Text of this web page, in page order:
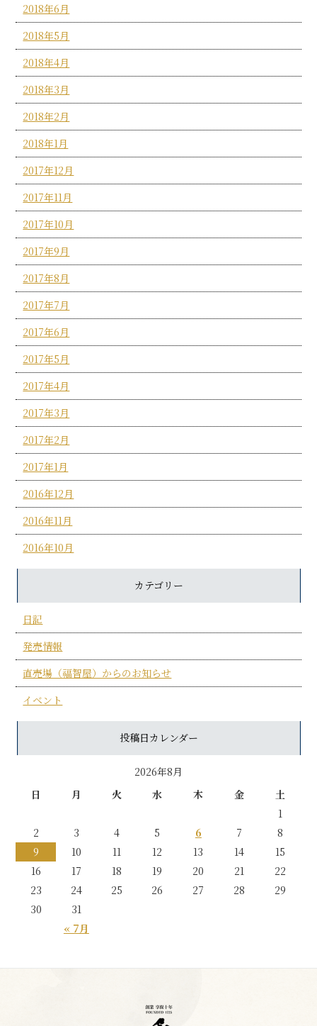
2018年6月
2018年5月
2018年4月
2018年3月
2018年2月
2018年1月
2017年12月
2017年11月
2017年10月
2017年9月
2017年8月
2017年7月
2017年6月
2017年5月
2017年4月
2017年3月
2017年2月
2017年1月
2016年12月
2016年11月
2016年10月
カテゴリー
日記
発売情報
直売場（福智屋）からのお知らせ
イベント
投稿日カレンダー
2026年8月
日
月 火 水 木 金 土
« 7月
1
2
3 4 5 6 7
8
9
10 11 12 13 14
15
16
17 18 19 20 21
22
23
24 25 26 27 28
29
30
31